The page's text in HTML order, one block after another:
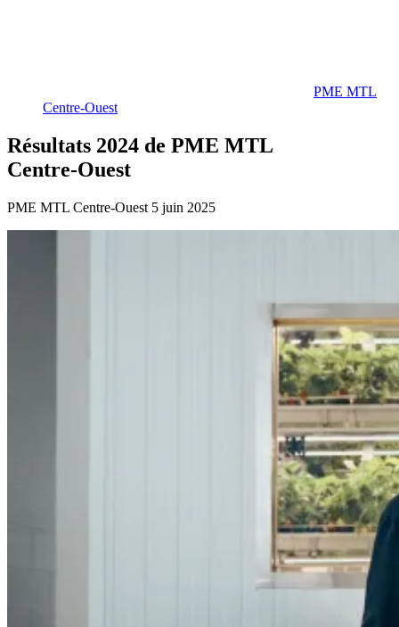
PME MTL
Centre-Ouest
Résultats 2024 de PME MTL
Centre-Ouest
PME MTL Centre-Ouest 5 juin 2025